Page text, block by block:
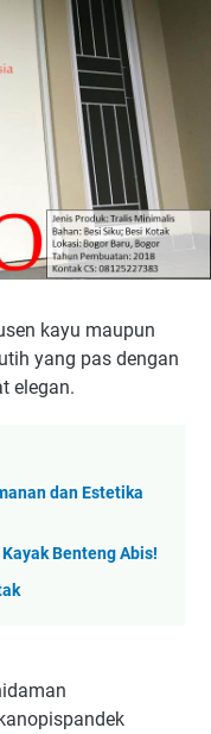
kayu maupun
yang pas dengan
elegan.
dan Estetika
Benteng Abis!